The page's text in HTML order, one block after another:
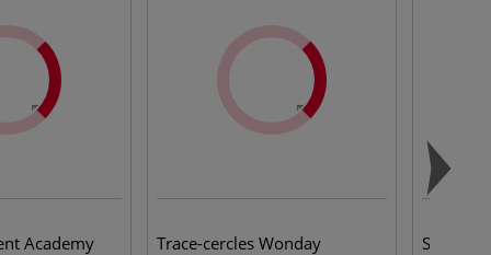
Academy Trace-cercles Wonday Super